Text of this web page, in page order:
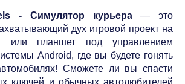
- Симулятор курьера— это
дух игровой проект на
или планшет под управлением
Android, где вы будете гонять
Сможете ли вы спасти
ключей и обычных автолюбителей